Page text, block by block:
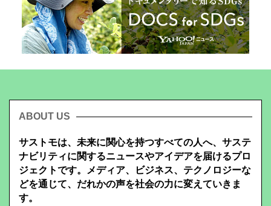
ABOUT US
サストモは、未来に関心を持つすべての人へ、サステ
ナビリティに関するニュースやアイデアを届けるプロ
ジェクトです。メディア、ビジネス、テクノロジーな
どを通じて、だれかの声を社会の力に変えていきま
す。